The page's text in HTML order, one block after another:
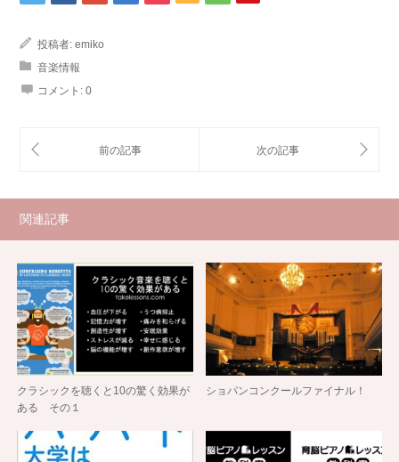
投稿者: emiko
音楽情報
コメント: 0
関連記事
クラシックを聴くと10の驚く効果が
ある その１
ショパンコンクールファイナル！